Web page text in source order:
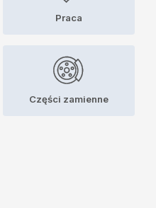
Praca
Części zamienne